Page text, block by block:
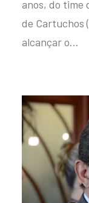
anos, do time
de Cartuchos
alcançar o…